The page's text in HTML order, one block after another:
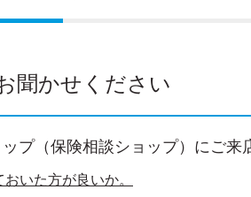
聞かせください
プ（保険相談ショップ）にご
いた方が良いか。